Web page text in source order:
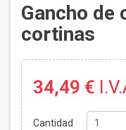
Gancho de
cortinas
34,49 €
Cantidad